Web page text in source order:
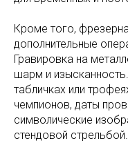
Кроме того,
дополнительные
Гравировка на
шарм и
табличках или
чемпионов, даты
символические
стендовой